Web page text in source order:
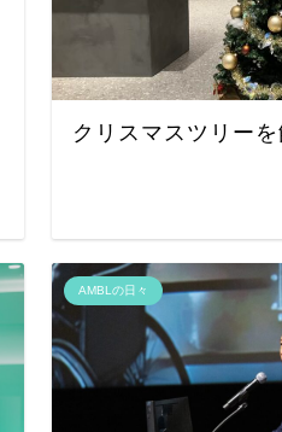
クリスマスツリー
AMBLの日々